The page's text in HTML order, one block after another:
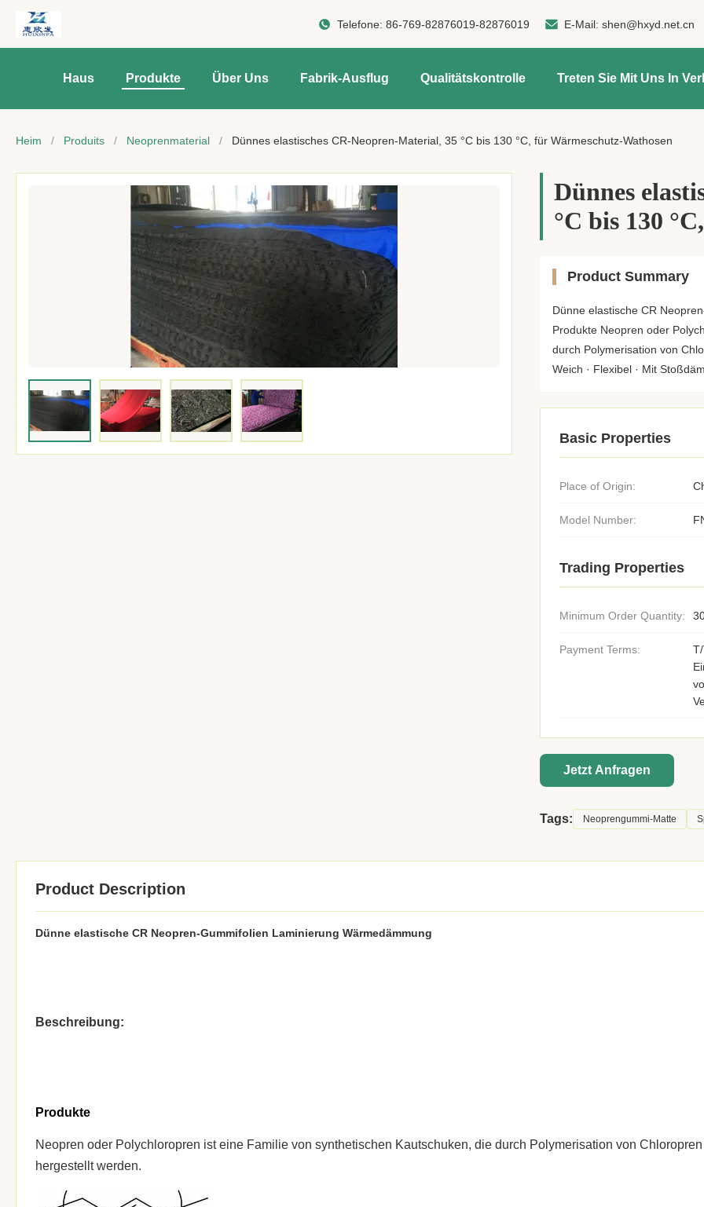
Telefone: 86-769-82876019-82876019 E-Mail: shen@hxyd.net.cn
Haus Produkte Über Uns Fabrik-Ausflug Qualitätskontrolle Treten Sie Mit Uns In
Heim / Produits / Neoprenmaterial / Dünnes elastisches CR-Neopren-Material, 35 °C bis 130 °C, für Wärmeschutz-Wathosen
Dünnes
°C bis 130
Product Summary
Dünne elastische CR
Produkte Neopren oder
durch Polymerisation von
Weich · Flexibel · Mit
Basic Properties
Place of Origin:
Model Number:
Trading Properties
Minimum Order Quantity:
Payment Terms:
Jetzt Anfragen
Tags: Neoprengummi-Matte
Product Description
Dünne elastische CR Neopren-Gummifolien Laminierung Wärmedämmung
Beschreibung:
Produkte
Neopren oder Polychloropren ist eine Familie von synthetischen Kautschuken, die durch Polymerisation von Chloropren
hergestellt werden.